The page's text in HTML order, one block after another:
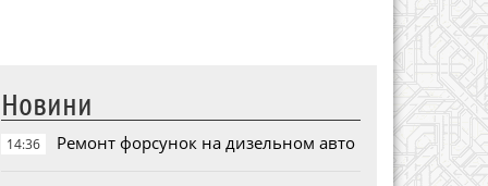
Новини
14:36 Ремонт форсунок на дизельном авто